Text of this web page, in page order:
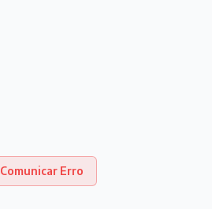
Comunicar Erro